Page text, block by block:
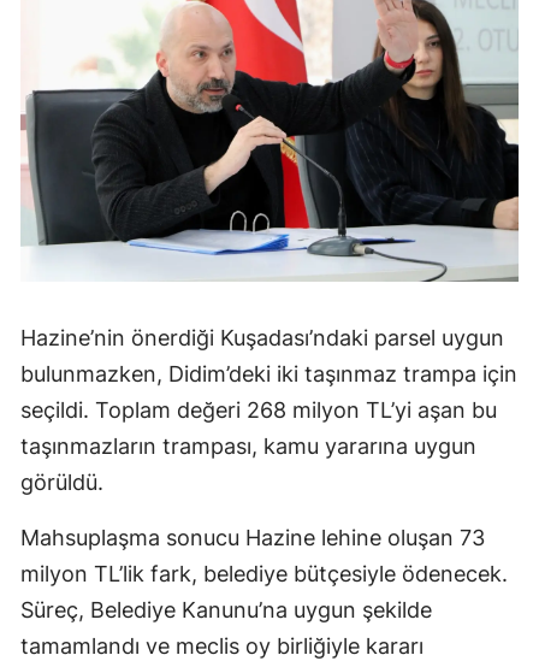
Hazine’nin önerdiği Kuşadası’ndaki parsel uygun
bulunmazken, Didim’deki iki taşınmaz trampa için
seçildi. Toplam değeri 268 milyon TL’yi aşan bu
taşınmazların trampası, kamu yararına uygun
görüldü.
Mahsuplaşma sonucu Hazine lehine oluşan 73
milyon TL’lik fark, belediye bütçesiyle ödenecek.
Süreç, Belediye Kanunu’na uygun şekilde
tamamlandı ve meclis oy birliğiyle kararı